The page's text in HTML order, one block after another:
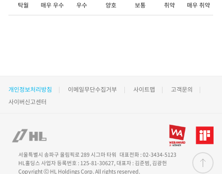
탁월 매우 우수 우수 양호 보통 취약 매우 취약
개인정보처리방침 이메일무단수집거부 사이트맵
고객문의
사이버신고센터
서울특별시 송파구 올림픽로 289 시그마 타워 대표전화 : 02-3434-5123
HL홀딩스 사업자 등록번호 : 125-81-30627, 대표자 : 김준범, 김광헌
Copyright ⓒ HL Holdings Corp. All rights reserved.